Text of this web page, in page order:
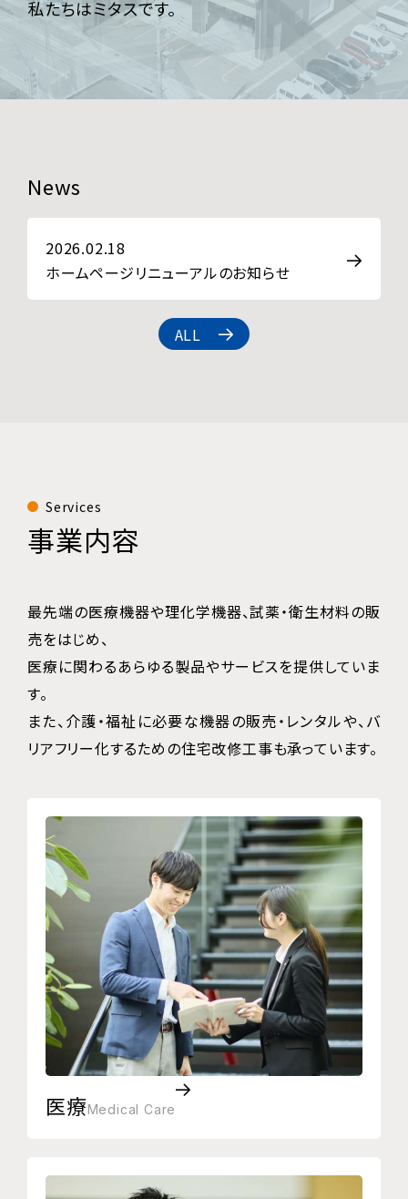
私たちはミタスです。
News
2026.02.18
ホームページリニューアルのお知らせ
ALL
Services
事業内容
最先端の医療機器や理化学機器、試薬・衛生材料の販
売をはじめ、
医療に関わるあらゆる製品やサービスを提供していま
す。
また、介護・福祉に必要な機器の販売・レンタルや、バ
リアフリー化するための住宅改修工事も承っています。
医療Medical Care